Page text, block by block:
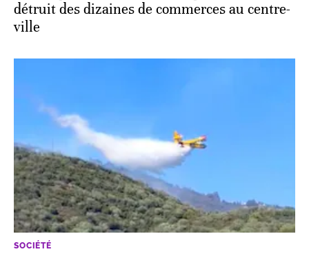
détruit des dizaines de commerces au centre-
ville
SOCIÉTÉ